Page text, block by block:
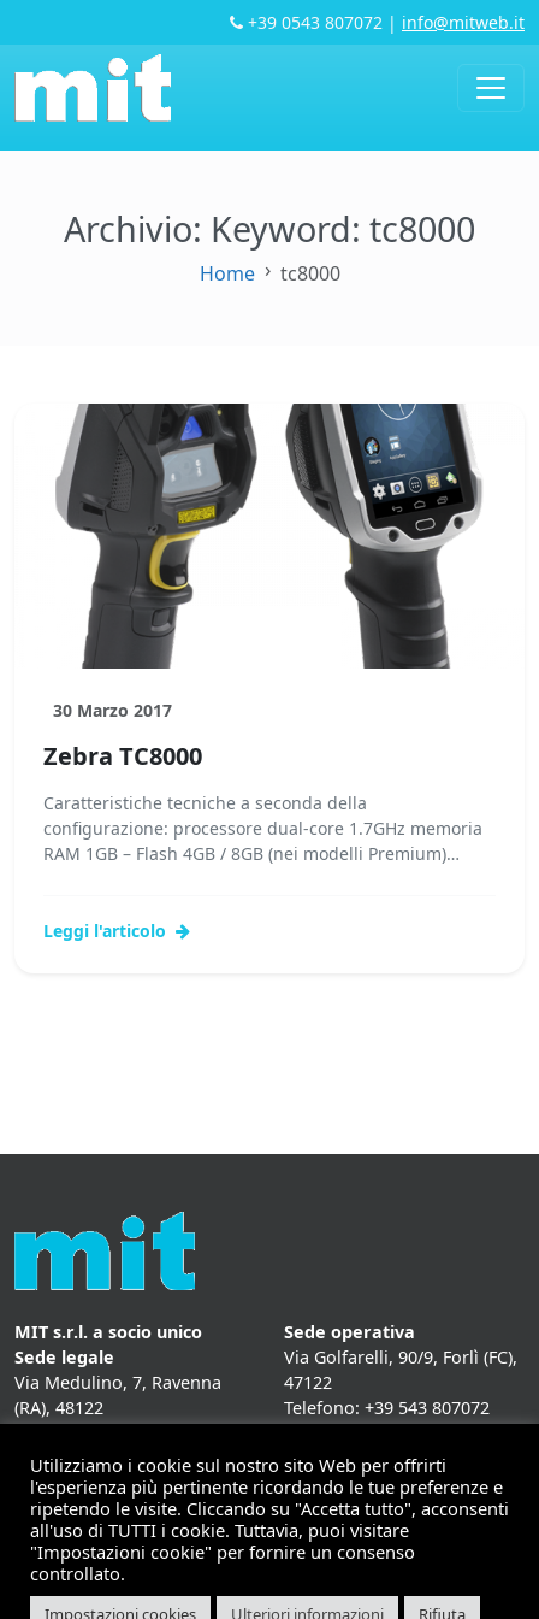
+39 0543 807072 | info@mitweb.it
Archivio: Keyword: tc8000
Home tc8000
30 Marzo 2017
Zebra TC8000
Caratteristiche tecniche a seconda della
configurazione: processore dual-core 1.7GHz memoria
RAM 1GB – Flash 4GB / 8GB (nei modelli Premium)
Leggi l'articolo
MIT s.r.l. a socio unico
Sede legale
Via Medulino, 7, Ravenna
(RA), 48122
Sede operativa
Via Golfarelli, 90/9, Forlì (FC),
47122
Telefono: +39 543 807072
Mail: info@mitweb.it
INFORMATIVE
Privacy Policy
Cookie Policy
Utilizziamo i cookie sul nostro sito Web per offrirti
l'esperienza più pertinente ricordando le tue preferenze e
ripetendo le visite. Cliccando su "Accetta tutto", acconsenti
all'uso di TUTTI i cookie. Tuttavia, puoi visitare
"Impostazioni cookie" per fornire un consenso
controllato.
Impostazioni cookies Ulteriori informazioni Rifiuta